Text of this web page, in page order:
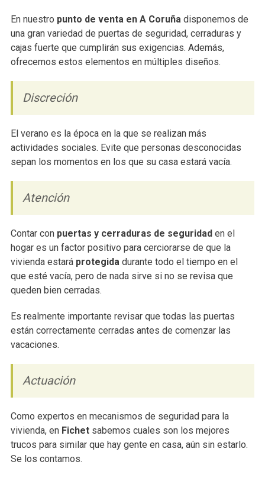
En nuestro punto de venta en A Coruñadisponemos de
una gran variedad de puertas de seguridad, cerraduras y
cajas fuerte que cumplirán sus exigencias. Además,
ofrecemos estos elementos en múltiples diseños.
Discreción
El verano es la época en la que se realizan más
actividades sociales. Evite que personas desconocidas
sepan los momentos en los que su casa estará vacía.
Atención
Contar con puertas y cerraduras de seguridad en el
hogar es un factor positivo para cerciorarse de que la
vivienda estará protegidadurante todo el tiempo en el
que esté vacía, pero de nada sirve si no se revisa que
queden bien cerradas.
Es realmente importante revisar que todas las puertas
están correctamente cerradas antes de comenzar las
vacaciones.
Actuación
Como expertos en mecanismos de seguridad para la
vivienda, enFichetsabemos cuales son los mejores
trucos para similar que hay gente en casa, aún sin estarlo.
Se los contamos.